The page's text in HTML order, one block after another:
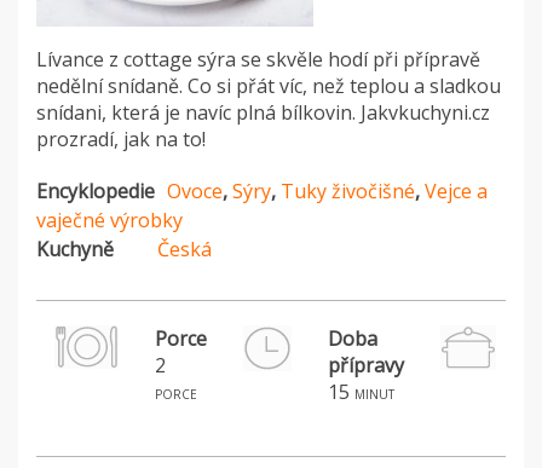
Lívance z cottage sýra se skvěle hodí při přípravě
nedělní snídaně. Co si přát víc, než teplou a sladkou
snídani, která je navíc plná bílkovin. Jakvkuchyni.cz
prozradí, jak na to!
Encyklopedie Ovoce,Sýry, Tuky živočišné,Vejce a
vaječné výrobky
Kuchyně
Česká
Porce
2
porce
Doba
přípravy
15 minut